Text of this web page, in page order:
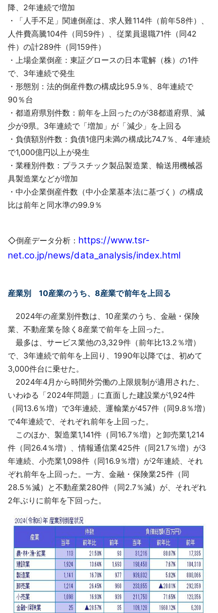
降、2年連続で増加
・「人手不足」関連倒産は、求人難114件（前年58件）、
人件費高騰104件（同59件）、従業員退職71件（同42
件）の計289件（同159件）
・上場企業倒産：東証グロースの日本電解（株）の1件
で、3年連続で発生
・形態別：法的倒産件数の構成比95.9％、8年連続で
90％台
・都道府県別件数：前年を上回ったのが38都道府県、減
少が9県。3年連続で「増加」が「減少」を上回る
・負債額別件数：負債1億円未満の構成比74.7％、4年連続
で1,000億円以上が発生
・業種別件数：プラスチック製品製造業、輸送用機械器
具製造業などが増加
・中小企業倒産件数（中小企業基本法に基づく）の構成
比は前年と同水準の99.9％
◇倒産データ分析： https://www.tsr-
net.co.jp/news/data_analysis/index.html
産業別 10産業のうち、8産業で前年を上回る
2024年の産業別件数は、10産業のうち、金融・保険
業、不動産業を除く8産業で前年を上回った。
最多は、サービス業他の3,329件（前年比13.2％増）
で、3年連続で前年を上回り、1990年以降では、初めて
3,000件台に乗せた。
2024年4月から時間外労働の上限規制が適用された、
いわゆる「2024年問題」に直面した建設業が1,924件
（同13.6％増）で3年連続、運輸業が457件（同9.8％増）
で4年連続で、それぞれ前年を上回った。
このほか、製造業1,141件（同16.7％増）と卸売業1,214
件（同26.4％増）、情報通信業425件（同21.7％増）が3
年連続、小売業1,098件（同16.9％増）が2年連続、それ
ぞれ前年を上回った。一方、金融・保険業25件（同
28.5％減）と不動産業280件（同2.7％減）が、それぞれ
2年ぶりに前年を下回った。